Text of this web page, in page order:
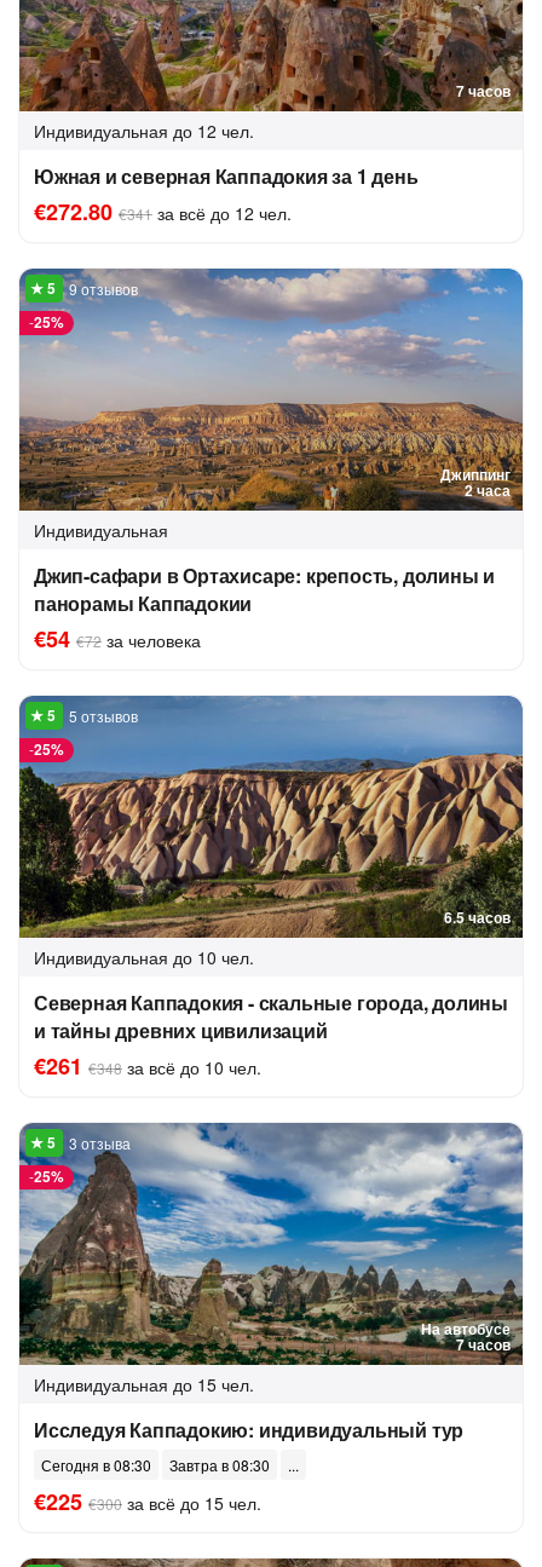
7 часов
Индивидуальная до 12 чел.
Южная и северная Каппадокия за 1 день
€272.80 €341 за всё до 12 чел.
Джиппинг
2 часа
-25%
9 отзывов
Индивидуальная
Джип-сафари в Ортахисаре: крепость, долины и
панорамы Каппадокии
€54 €72 за человека
6.5 часов
-25%
5 отзывов
Индивидуальная до 10 чел.
Северная Каппадокия - скальные города, долины
и тайны древних цивилизаций
€261 €348 за всё до 10 чел.
На автобусе
7 часов
-25%
3 отзыва
Индивидуальная до 15 чел.
Исследуя Каппадокию: индивидуальный тур
Сегодня в 08:30 Завтра в 08:30
€225 €300 за всё до 15 чел.